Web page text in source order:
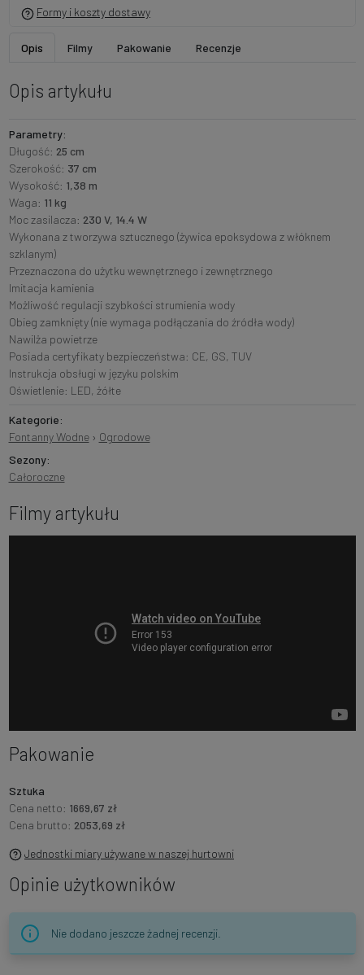
Formy i koszty dostawy
Opis Filmy Pakowanie Recenzje
Opis artykułu
Parametry:
Długość: 25 cm
Szerokość: 37 cm
Wysokość: 1,38 m
Waga: 11 kg
Moc zasilacza: 230 V, 14.4 W
Wykonana z tworzywa sztucznego (żywica epoksydowa z włóknem
szklanym)
Przeznaczona do użytku wewnętrznego i zewnętrznego
Imitacja kamienia
Możliwość regulacji szybkości strumienia wody
Obieg zamknięty (nie wymaga podłączania do źródła wody)
Nawilża powietrze
Posiada certyfikaty bezpieczeństwa: CE, GS, TUV
Instrukcja obsługi w języku polskim
Oświetlenie: LED, żółte
Kategorie:
Fontanny Wodne› Ogrodowe
Sezony:
Całoroczne
Filmy artykułu
Pakowanie
Sztuka
Cena netto: 1669,67 zł
Cena brutto: 2053,69 zł
Jednostki miary używane w naszej hurtowni
Opinie użytkowników
Nie dodano jeszcze żadnej recenzji.